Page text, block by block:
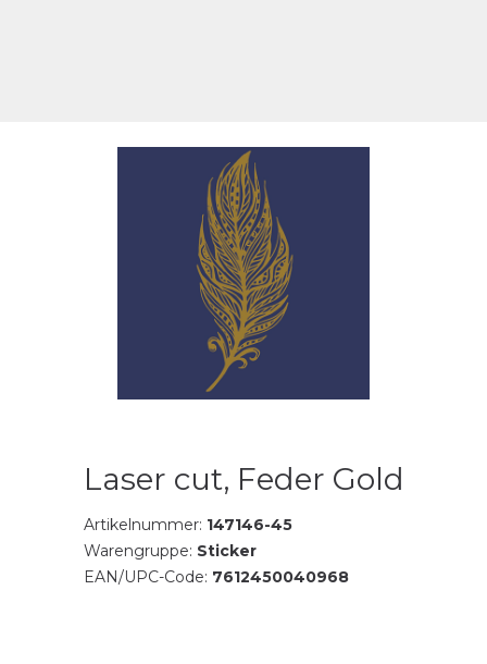
Laser cut, Feder Gold
Artikelnummer: 147146-45
Warengruppe: Sticker
EAN/UPC-Code: 7612450040968